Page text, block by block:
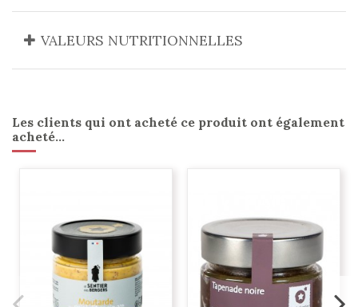
VALEURS NUTRITIONNELLES
Les clients qui ont acheté ce produit ont également
acheté...